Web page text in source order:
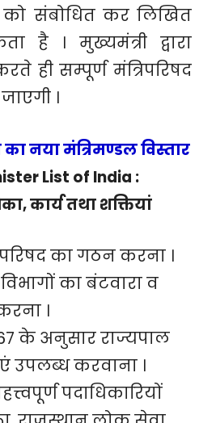
को संबोधित कर लिखित
है । मुख्यमंत्री द्वारा
ही सम्पूर्ण मंत्रिपरिषद
।
नया मंत्रिमण्डल विस्तार
List of India :
कार्य तथा शक्तियां
का गठन करना ।
का बंटवारा व
।
के अनुसार राज्यपाल
उपलब्ध करवाना ।
पदाधिकारियों